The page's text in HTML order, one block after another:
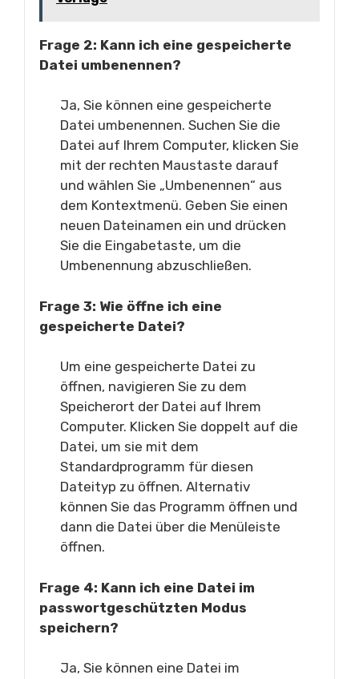
Frage 2: Kann ich eine gespeicherte
Datei umbenennen?
Ja, Sie können eine gespeicherte
Datei umbenennen. Suchen Sie die
Datei auf Ihrem Computer, klicken Sie
mit der rechten Maustaste darauf
und wählen Sie „Umbenennen“ aus
dem Kontextmenü. Geben Sie einen
neuen Dateinamen ein und drücken
Sie die Eingabetaste, um die
Umbenennung abzuschließen.
Frage 3: Wie öffne ich eine
gespeicherte Datei?
Um eine gespeicherte Datei zu
öffnen, navigieren Sie zu dem
Speicherort der Datei auf Ihrem
Computer. Klicken Sie doppelt auf die
Datei, um sie mit dem
Standardprogramm für diesen
Dateityp zu öffnen. Alternativ
können Sie das Programm öffnen und
dann die Datei über die Menüleiste
öffnen.
Frage 4: Kann ich eine Datei im
passwortgeschützten Modus
speichern?
Ja, Sie können eine Datei im